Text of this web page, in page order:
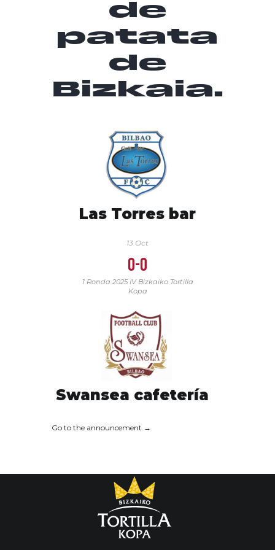
de
patata
de
Bizkaia.
Las Torres bar
13 Oct
0-0
1 Ronda 2025 IV Bizkaiko Tortilla
Kopa
Swansea cafetería
Go to the announcement →